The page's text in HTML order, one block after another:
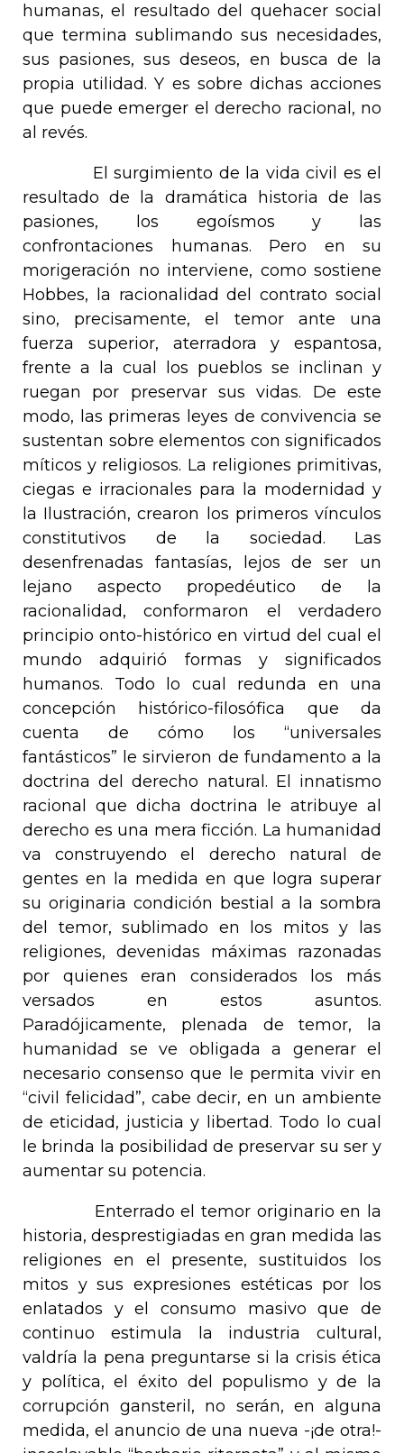
humanas, el resultado del quehacer social
que termina sublimando sus necesidades,
sus pasiones, sus deseos, en busca de la
propia utilidad. Y es sobre dichas acciones
que puede emerger el derecho racional, no
al revés.
El surgimiento de la vida civil es el
resultado de la dramática historia de las
pasiones, los egoísmos y las
confrontaciones humanas. Pero en su
morigeración no interviene, como sostiene
Hobbes, la racionalidad del contrato social
sino, precisamente, el temor ante una
fuerza superior, aterradora y espantosa,
frente a la cual los pueblos se inclinan y
ruegan por preservar sus vidas. De este
modo, las primeras leyes de convivencia se
sustentan sobre elementos con significados
míticos y religiosos. La religiones primitivas,
ciegas e irracionales para la modernidad y
la Ilustración, crearon los primeros vínculos
constitutivos de la sociedad. Las
desenfrenadas fantasías, lejos de ser un
lejano aspecto propedéutico de la
racionalidad, conformaron el verdadero
principio onto-histórico en virtud del cual el
mundo adquirió formas y significados
humanos. Todo lo cual redunda en una
concepción histórico-filosófica que da
cuenta de cómo los “universales
fantásticos” le sirvieron de fundamento a la
doctrina del derecho natural. El innatismo
racional que dicha doctrina le atribuye al
derecho es una mera ficción. La humanidad
va construyendo el derecho natural de
gentes en la medida en que logra superar
su originaria condición bestial a la sombra
del temor, sublimado en los mitos y las
religiones, devenidas máximas razonadas
por quienes eran considerados los más
versados en estos asuntos.
Paradójicamente, plenada de temor, la
humanidad se ve obligada a generar el
necesario consenso que le permita vivir en
“civil felicidad”, cabe decir, en un ambiente
de eticidad, justicia y libertad. Todo lo cual
le brinda la posibilidad de preservar su ser y
aumentar su potencia.
Enterrado el temor originario en la
historia, desprestigiadas en gran medida las
religiones en el presente, sustituidos los
mitos y sus expresiones estéticas por los
enlatados y el consumo masivo que de
continuo estimula la industria cultural,
valdría la pena preguntarse si la crisis ética
y política, el éxito del populismo y de la
corrupción gansteril, no serán, en alguna
medida, el anuncio de una nueva -¡de otra!-